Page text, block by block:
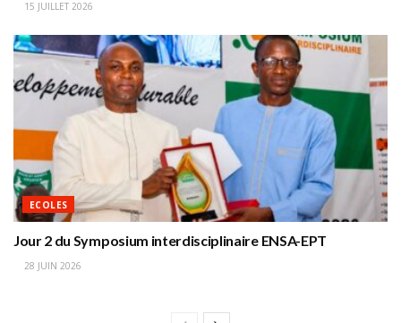
15 JUILLET 2026
ECOLES
Jour 2 du Symposium interdisciplinaire ENSA-EPT
28 JUIN 2026